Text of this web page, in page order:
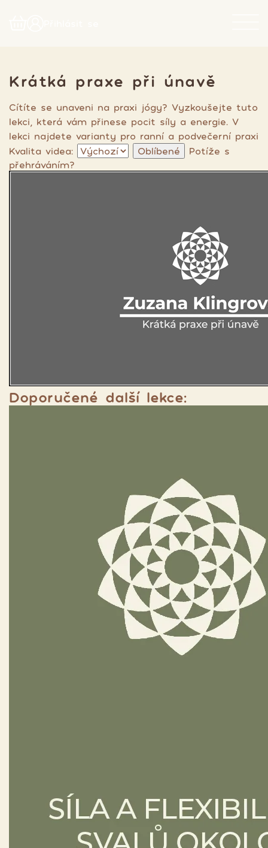
Krátká praxe při únavě
Cítíte se unaveni na praxi jógy? Vyzkoušejte tuto
lekci, která vám přinese pocit síly a energie. V
lekci najdete varianty pro ranní a podvečerní praxi
Kvalita videa:
Oblíbené
Potíže s
přehráváním?
Doporučené další lekce: